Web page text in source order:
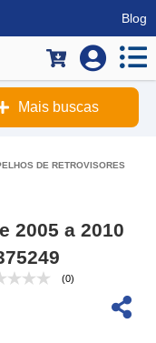
Blog
Mais buscas
DE RETROVISORES
2005 a 2010
(0)